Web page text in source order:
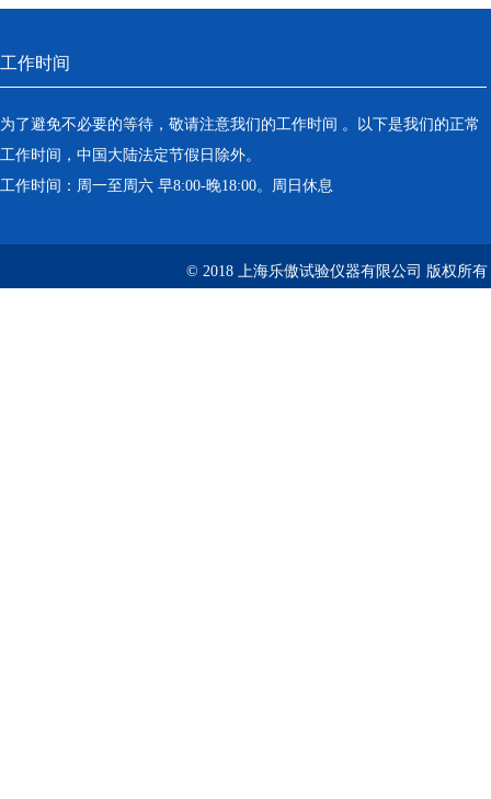
工作时间
为了避免不必要的等待，敬请注意我们的工作时间 。以下是我们的正常
工作时间，中国大陆法定节假日除外。
工作时间：周一至周六 早8:00-晚18:00。周日休息
© 2018 上海乐傲试验仪器有限公司 版权所